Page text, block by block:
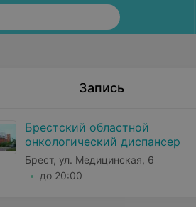
Запись
Брестский областной
онкологический диспансер
Брест, ул. Медицинская, 6
до 20:00